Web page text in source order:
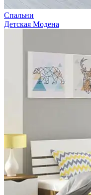
Спальни
Детская Модена